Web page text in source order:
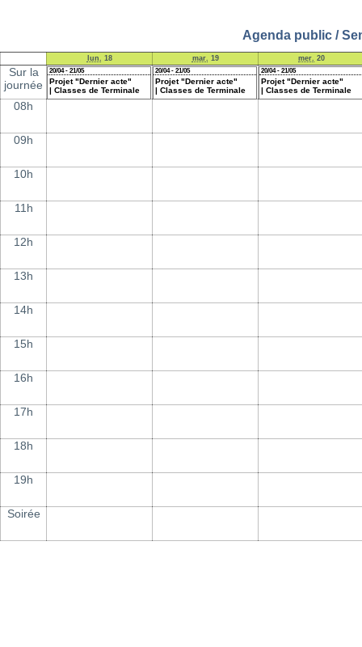
Agenda public /
20/04 - 21/05
Projet "Dernier acte"
| Classes de Terminale
20/04 - 21/05
Projet "Dernier acte"
| Classes de Terminale
20/04 - 21/05
Projet "Dernier acte"
| Classes de Terminale
lun. 18 mar. 19 mer. 20
Sur la
journée
08h
09h
10h
11h
12h
13h
14h
15h
16h
17h
18h
19h
Soirée